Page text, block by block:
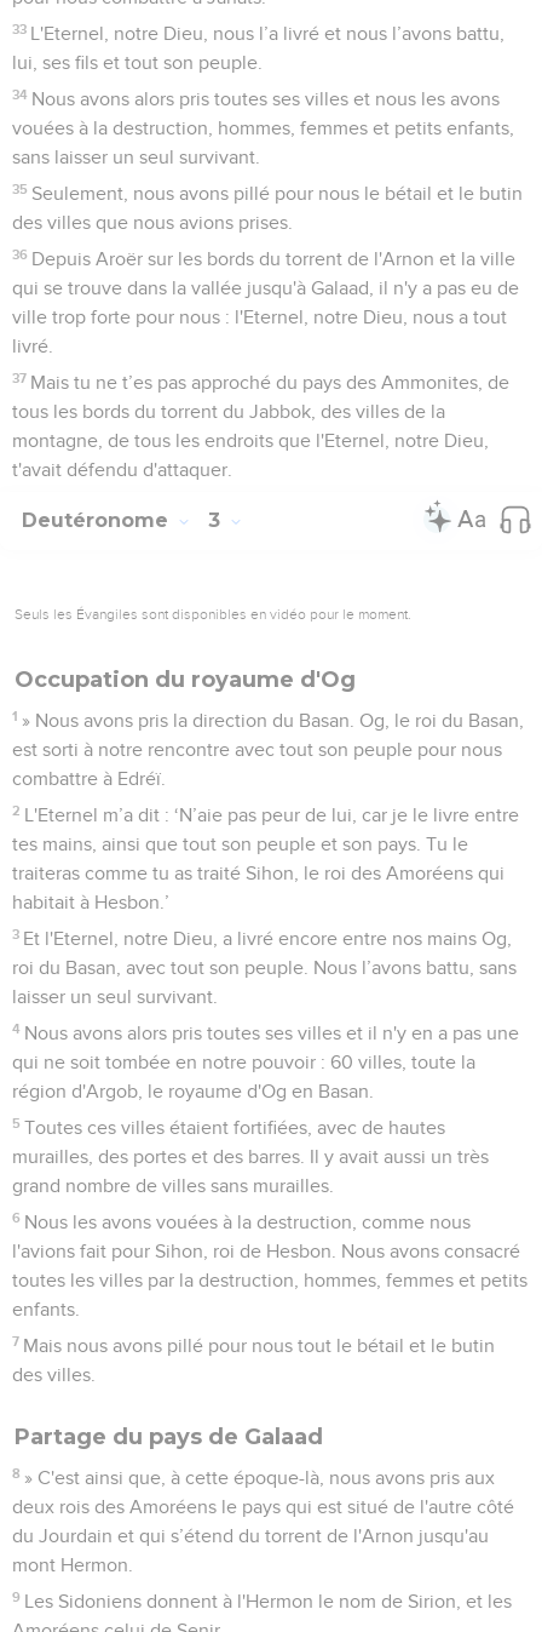
33 L'Eternel, notre Dieu, nous l’a livré et nous l’avons battu,
lui, ses fils et tout son peuple.
34 Nous avons alors pris toutes ses villes et nous les avons
vouées à la destruction, hommes, femmes et petits enfants,
sans laisser un seul survivant.
35 Seulement, nous avons pillé pour nous le bétail et le butin
des villes que nous avions prises.
36 Depuis Aroër sur les bords du torrent de l'Arnon et la ville
qui se trouve dans la vallée jusqu'à Galaad, il n'y a pas eu de
ville trop forte pour nous : l'Eternel, notre Dieu, nous a tout
livré.
37 Mais tu ne t’es pas approché du pays des Ammonites, de
tous les bords du torrent du Jabbok, des villes de la
montagne, de tous les endroits que l'Eternel, notre Dieu,
t'avait défendu d'attaquer.
Deutéronome 3
Seuls les Évangiles sont disponibles en vidéo pour le moment.
Occupation du royaume d'Og
1 » Nous avons pris la direction du Basan. Og, le roi du Basan,
est sorti à notre rencontre avec tout son peuple pour nous
combattre à Edréï.
2 L'Eternel m’a dit : ‘N’aie pas peur de lui, car je le livre entre
tes mains, ainsi que tout son peuple et son pays. Tu le
traiteras comme tu as traité Sihon, le roi des Amoréens qui
habitait à Hesbon.’
3 Et l'Eternel, notre Dieu, a livré encore entre nos mains Og,
roi du Basan, avec tout son peuple. Nous l’avons battu, sans
laisser un seul survivant.
4 Nous avons alors pris toutes ses villes et il n'y en a pas une
qui ne soit tombée en notre pouvoir : 60 villes, toute la
région d'Argob, le royaume d'Og en Basan.
5 Toutes ces villes étaient fortifiées, avec de hautes
murailles, des portes et des barres. Il y avait aussi un très
grand nombre de villes sans murailles.
6 Nous les avons vouées à la destruction, comme nous
l'avions fait pour Sihon, roi de Hesbon. Nous avons consacré
toutes les villes par la destruction, hommes, femmes et petits
enfants.
7 Mais nous avons pillé pour nous tout le bétail et le butin
des villes.
Partage du pays de Galaad
8 » C'est ainsi que, à cette époque-là, nous avons pris aux
deux rois des Amoréens le pays qui est situé de l'autre côté
du Jourdain et qui s’étend du torrent de l'Arnon jusqu'au
mont Hermon.
9 Les Sidoniens donnent à l'Hermon le nom de Sirion, et les